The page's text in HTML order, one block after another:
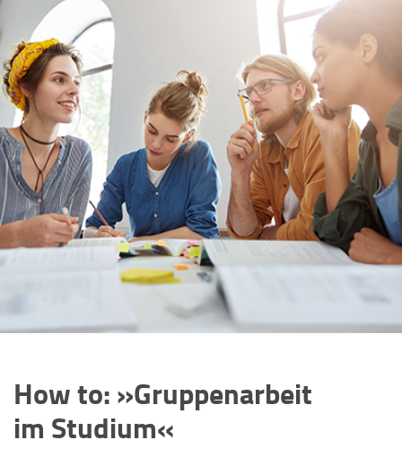
How to: »Gruppenarbeit
im Studium«